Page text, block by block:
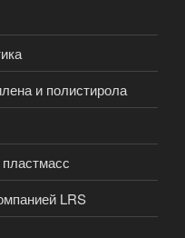
и полистирола
LRS